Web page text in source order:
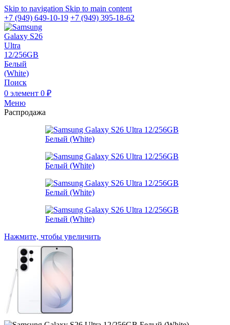
Skip to navigation Skip to main content
+7 (949) 649-10-19 +7 (949) 395-18-62
Поиск
0 элемент 0 ₽
Меню
Распродажа
Нажмите, чтобы увеличить